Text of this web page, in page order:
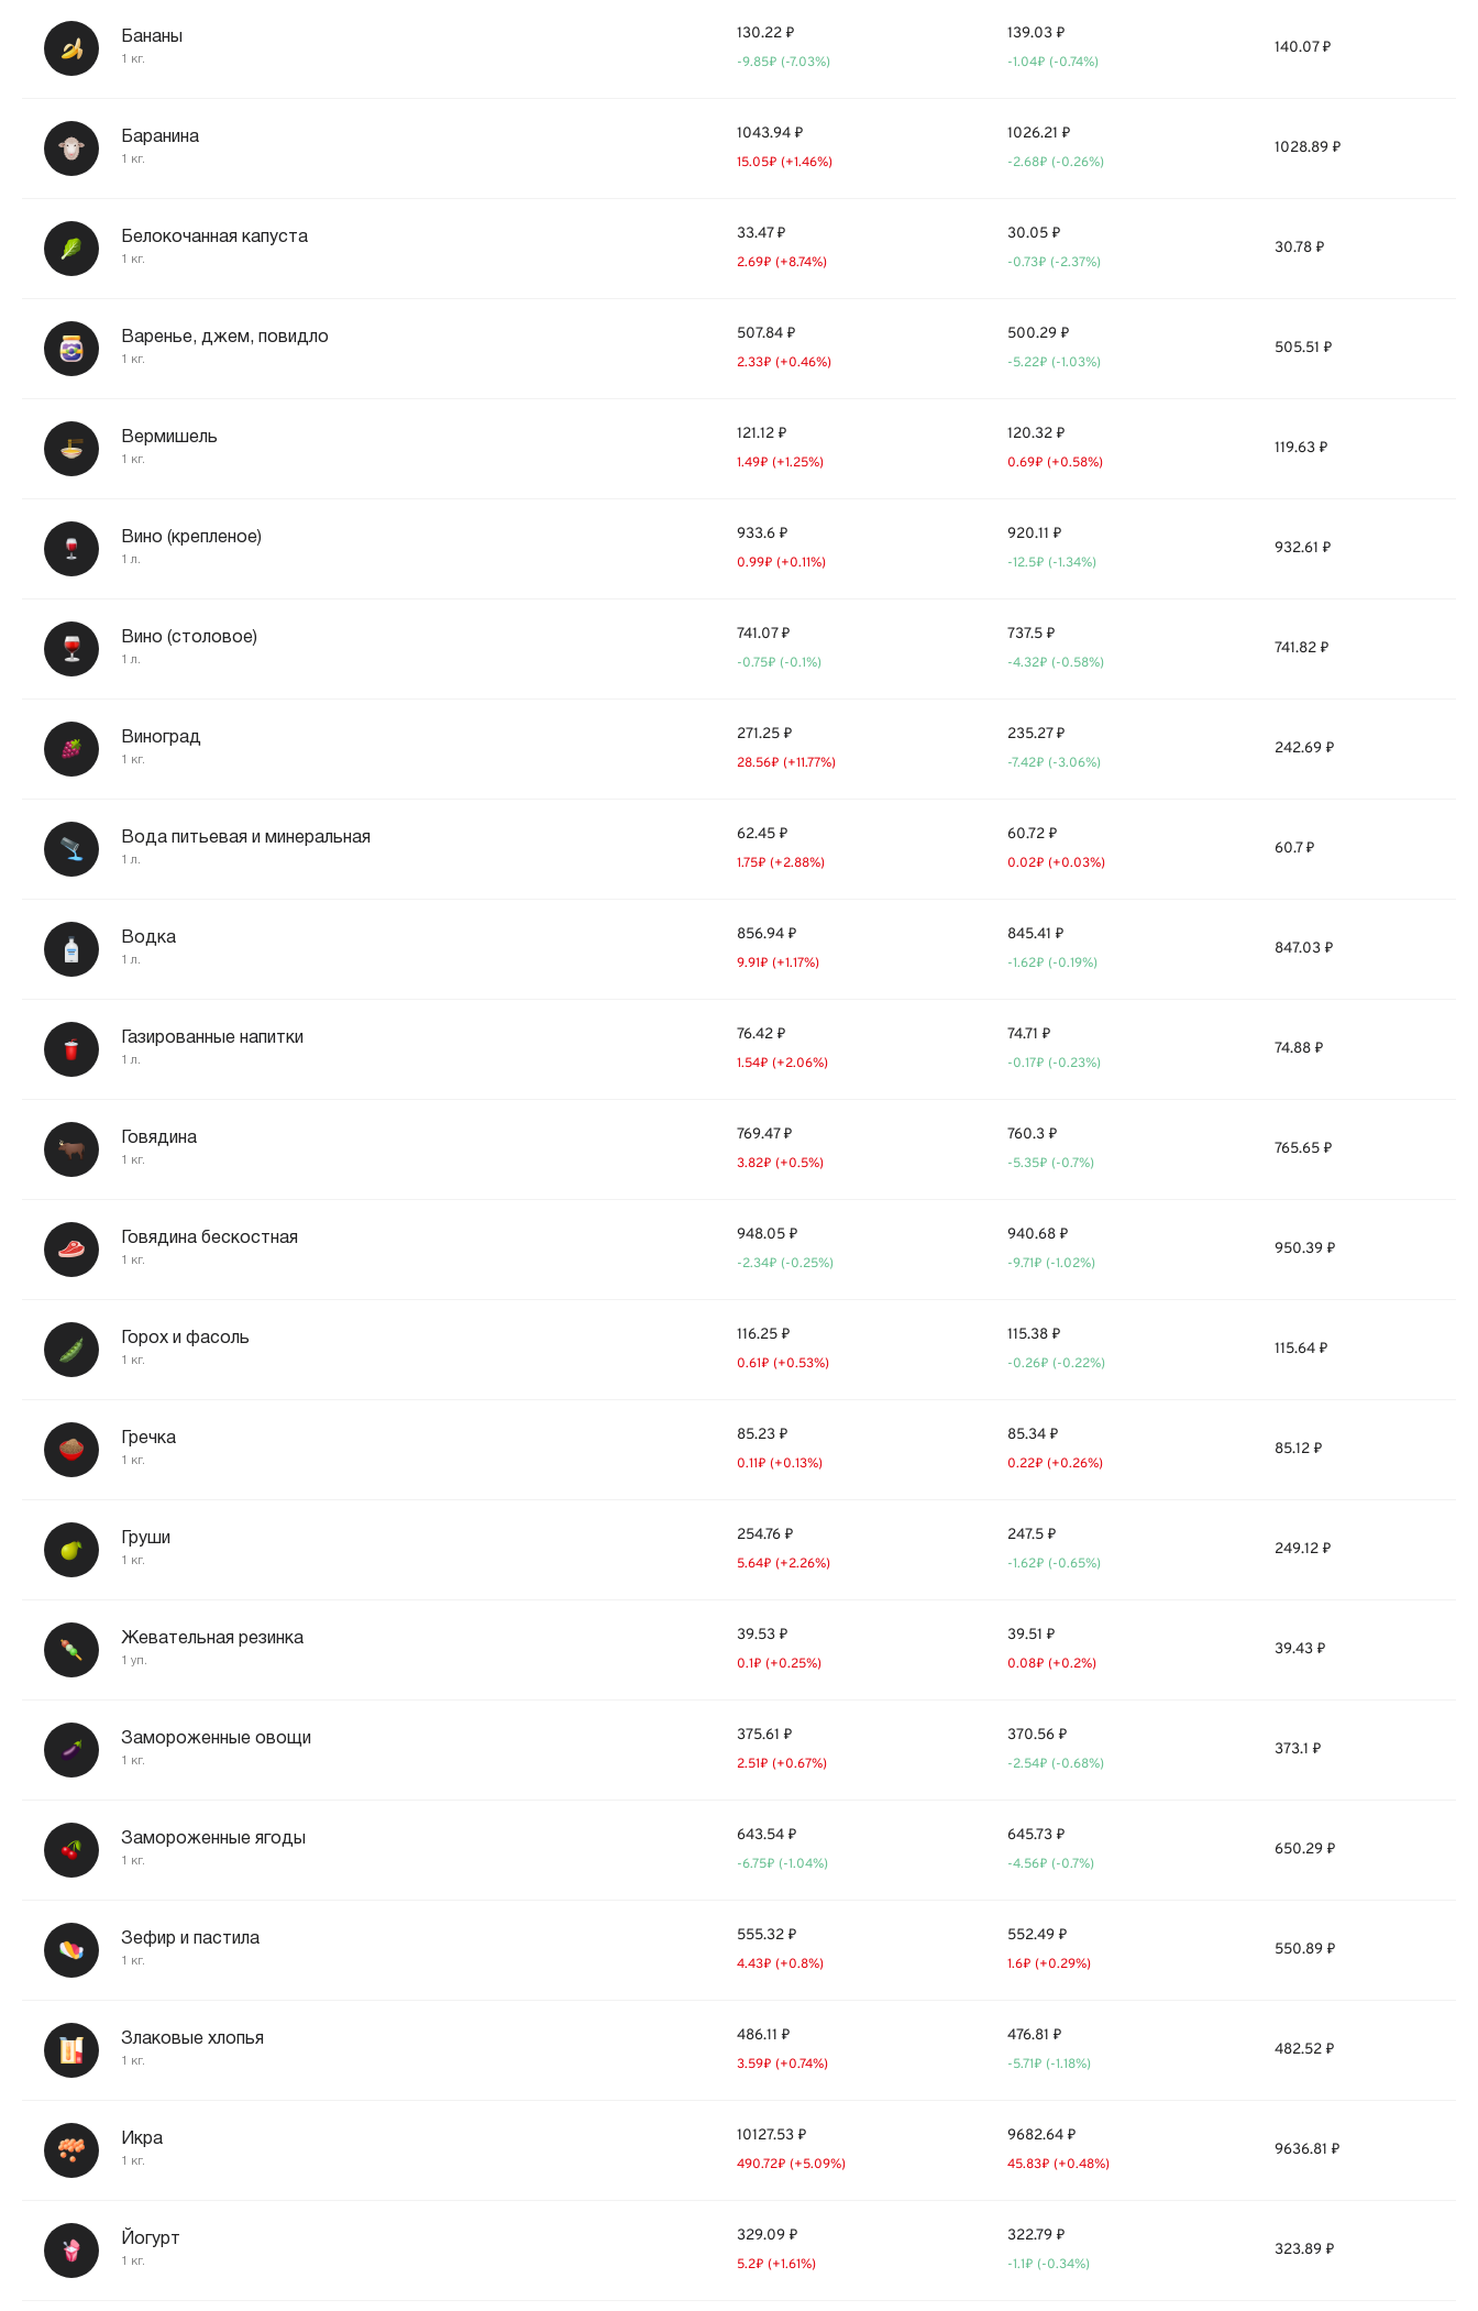
Бананы
1 кг.
130.22 ₽
-9.85₽ (-7.03%)
139.03 ₽
-1.04₽ (-0.74%)
140.07 ₽
Баранина
1 кг.
1043.94 ₽
15.05₽ (+1.46%)
1026.21 ₽
-2.68₽ (-0.26%)
1028.89 ₽
Белокочанная капуста
1 кг.
33.47 ₽
2.69₽ (+8.74%)
30.05 ₽
-0.73₽ (-2.37%)
30.78 ₽
Варенье, джем, повидло
1 кг.
507.84 ₽
2.33₽ (+0.46%)
500.29 ₽
-5.22₽ (-1.03%)
505.51 ₽
Вермишель
1 кг.
121.12 ₽
1.49₽ (+1.25%)
120.32 ₽
0.69₽ (+0.58%)
119.63 ₽
Вино (крепленое)
1 л.
933.6 ₽
0.99₽ (+0.11%)
920.11 ₽
-12.5₽ (-1.34%)
932.61 ₽
Вино (столовое)
1 л.
741.07 ₽
-0.75₽ (-0.1%)
737.5 ₽
-4.32₽ (-0.58%)
741.82 ₽
Виноград
1 кг.
271.25 ₽
28.56₽ (+11.77%)
235.27 ₽
-7.42₽ (-3.06%)
242.69 ₽
Вода питьевая и минеральная
1 л.
62.45 ₽
1.75₽ (+2.88%)
60.72 ₽
0.02₽ (+0.03%)
60.7 ₽
Водка
1 л.
856.94 ₽
9.91₽ (+1.17%)
845.41 ₽
-1.62₽ (-0.19%)
847.03 ₽
Газированные напитки
1 л.
76.42 ₽
1.54₽ (+2.06%)
74.71 ₽
-0.17₽ (-0.23%)
74.88 ₽
Говядина
1 кг.
769.47 ₽
3.82₽ (+0.5%)
760.3 ₽
-5.35₽ (-0.7%)
765.65 ₽
Говядина бескостная
1 кг.
948.05 ₽
-2.34₽ (-0.25%)
940.68 ₽
-9.71₽ (-1.02%)
950.39 ₽
Горох и фасоль
1 кг.
116.25 ₽
0.61₽ (+0.53%)
115.38 ₽
-0.26₽ (-0.22%)
115.64 ₽
Гречка
1 кг.
85.23 ₽
0.11₽ (+0.13%)
85.34 ₽
0.22₽ (+0.26%)
85.12 ₽
Груши
1 кг.
254.76 ₽
5.64₽ (+2.26%)
247.5 ₽
-1.62₽ (-0.65%)
249.12 ₽
Жевательная резинка
1 уп.
39.53 ₽
0.1₽ (+0.25%)
39.51 ₽
0.08₽ (+0.2%)
39.43 ₽
Замороженные овощи
1 кг.
375.61 ₽
2.51₽ (+0.67%)
370.56 ₽
-2.54₽ (-0.68%)
373.1 ₽
Замороженные ягоды
1 кг.
643.54 ₽
-6.75₽ (-1.04%)
645.73 ₽
-4.56₽ (-0.7%)
650.29 ₽
Зефир и пастила
1 кг.
555.32 ₽
4.43₽ (+0.8%)
552.49 ₽
1.6₽ (+0.29%)
550.89 ₽
Злаковые хлопья
1 кг.
486.11 ₽
3.59₽ (+0.74%)
476.81 ₽
-5.71₽ (-1.18%)
482.52 ₽
Икра
1 кг.
10127.53 ₽
490.72₽ (+5.09%)
9682.64 ₽
45.83₽ (+0.48%)
9636.81 ₽
Йогурт
1 кг.
329.09 ₽
5.2₽ (+1.61%)
322.79 ₽
-1.1₽ (-0.34%)
323.89 ₽